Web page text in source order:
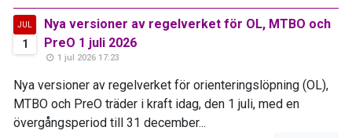
JUL
1
Nya versioner av regelverket för OL, MTBO och
PreO 1 juli 2026
1 jul 2026 17:23
Nya versioner av regelverket för orienteringslöpning (OL),
MTBO och PreO träder i kraft idag, den 1 juli, med en
övergångsperiod till 31 december...